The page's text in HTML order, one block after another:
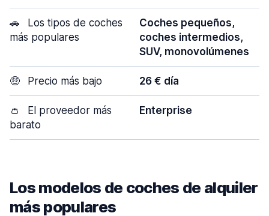
🚗
Los tipos de coches
más populares
Coches pequeños,
coches intermedios,
SUV, monovolúmenes
🤑 Precio más bajo 26 € día
👛
El proveedor más
barato
Enterprise
Los modelos de coches de alquiler
más populares